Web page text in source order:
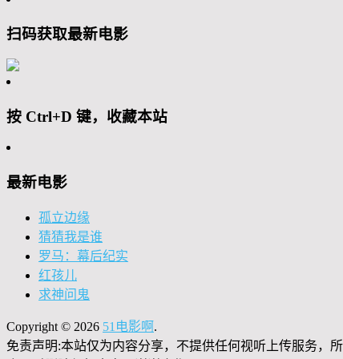
扫码获取最新电影
按 Ctrl+D 键，收藏本站
最新电影
孤立边缘
猜猜我是谁
罗马：幕后纪实
红孩儿
求神问鬼
Copyright © 2026 51电影啊 .
免责声明:本站仅为内容分享，不提供任何视听上传服务，